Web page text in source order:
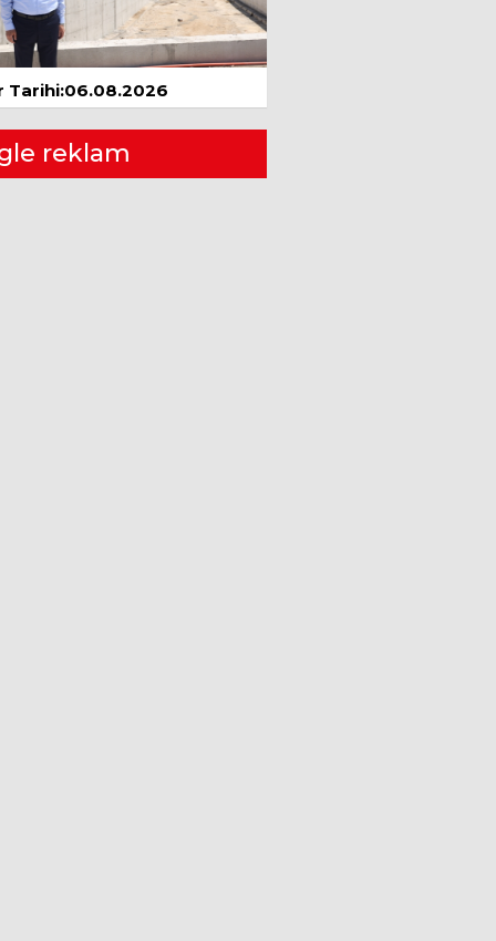
ÇAYLARI MI?
2019
Mustafa TATLISU
ÜÇÜNCÜ DÜNYA
SAVAŞI
Tarihi:06.08.2026
reklam